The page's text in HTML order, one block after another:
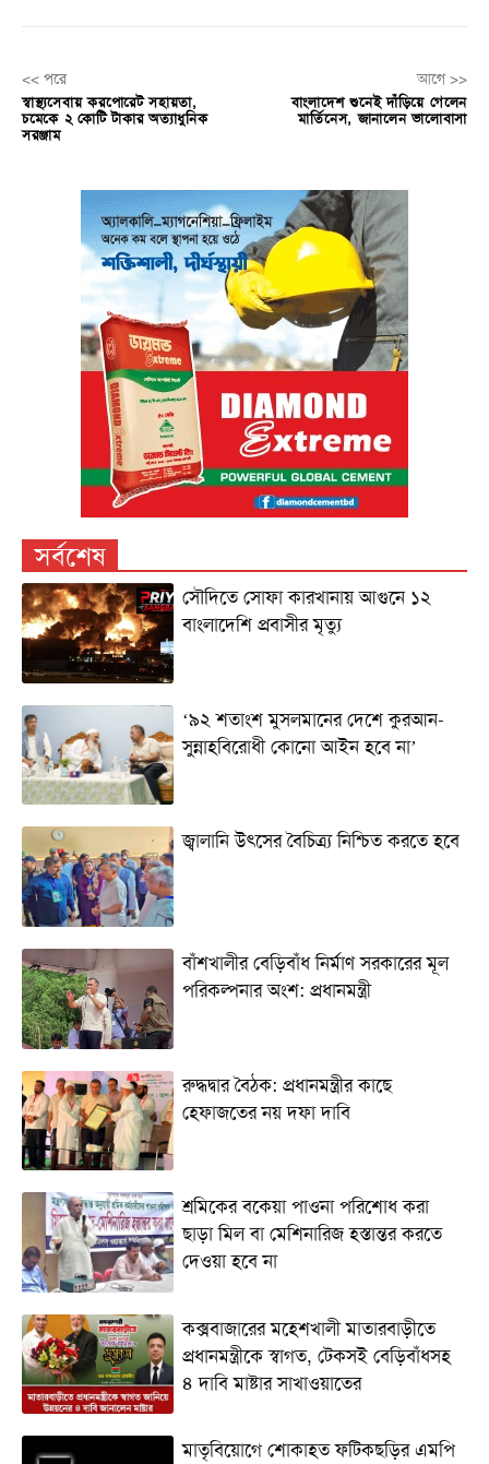
<< পরে
স্বাস্থ্যসেবায় করপোরেট সহায়তা,
চমেকে ২ কোটি টাকার অত্যাধুনিক
সরঞ্জাম
আগে >>
বাংলাদেশ শুনেই দাঁড়িয়ে গেলেন
মার্তিনেস, জানালেন ভালোবাসা
সর্বশেষ
সৌদিতে সোফা কারখানায় আগুনে ১২
বাংলাদেশি প্রবাসীর মৃত্যু
‘৯২ শতাংশ মুসলমানের দেশে কুরআন-
সুন্নাহবিরোধী কোনো আইন হবে না’
জ্বালানি উৎসের বৈচিত্র্য নিশ্চিত করতে হবে
বাঁশখালীর বেড়িবাঁধ নির্মাণ সরকারের মূল
পরিকল্পনার অংশ: প্রধানমন্ত্রী
রুদ্ধদ্বার বৈঠক: প্রধানমন্ত্রীর কাছে
হেফাজতের নয় দফা দাবি
শ্রমিকের বকেয়া পাওনা পরিশোধ করা
ছাড়া মিল বা মেশিনারিজ হস্তান্তর করতে
দেওয়া হবে না
কক্সবাজারের মহেশখালী মাতারবাড়ীতে
প্রধানমন্ত্রীকে স্বাগত, টেকসই বেড়িবাঁধসহ
৪ দাবি মাষ্টার সাখাওয়াতের
মাতৃবিয়োগে শোকাহত ফটিকছড়ির এমপি